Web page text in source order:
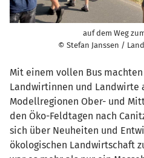
auf dem Weg
© Stefan Janssen /
Mit einem vollen Bus
Landwirtinnen und Landwirte
Modellregionen Ober- und
den Öko-Feldtagen nach
sich über Neuheiten und
ökologischen Landwirtschaft